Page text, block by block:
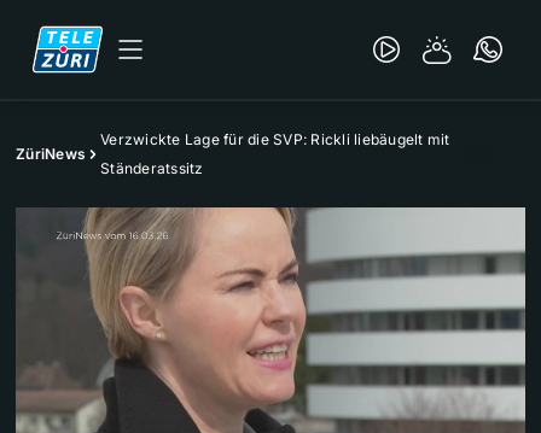
ZüriNews
Verzwickte Lage für die SVP: Rickli liebäugelt mit
Ständeratssitz